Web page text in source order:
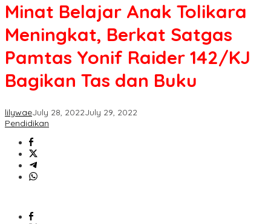
Minat Belajar Anak Tolikara
Meningkat, Berkat Satgas
Pamtas Yonif Raider 142/KJ
Bagikan Tas dan Buku
lilywaeJuly 28, 2022July 29, 2022
Pendidikan